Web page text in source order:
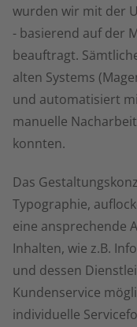
wurden wir mit der
- basierend auf der
beauftragt.
alten Systems
und automatisiert
manuelle
konnten.
Das
Typographie,
eine ansprechende
Inhalten, wie z.B.
und dessen
Kundenservice
individuelle